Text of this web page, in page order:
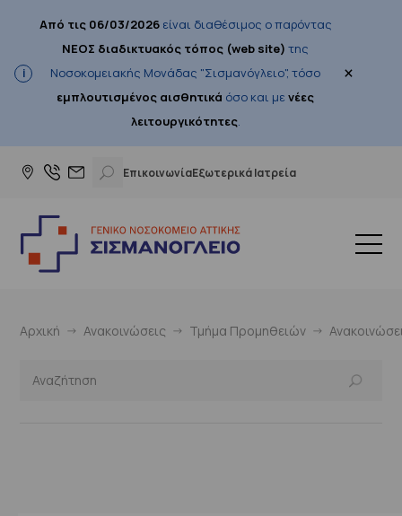
Από τις 06/03/2026είναι διαθέσιμος ο παρόντας
ΝΕΟΣ διαδικτυακός τόπος (web site) της
Νοσοκομειακής Μονάδας "Σισμανόγλειο", τόσο
εμπλουτισμένος αισθητικά όσο και μενέες
λειτουργικότητες.
×
ΕπικοινωνίαΕξωτερικά Ιατρεία
Αρχική Ανακοινώσεις Τμήμα Προμηθειών